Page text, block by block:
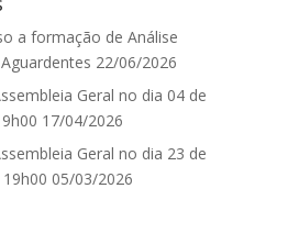
a formação de Análise
22/06/2026
Geral no dia 04 de
17/04/2026
Geral no dia 23 de
05/03/2026